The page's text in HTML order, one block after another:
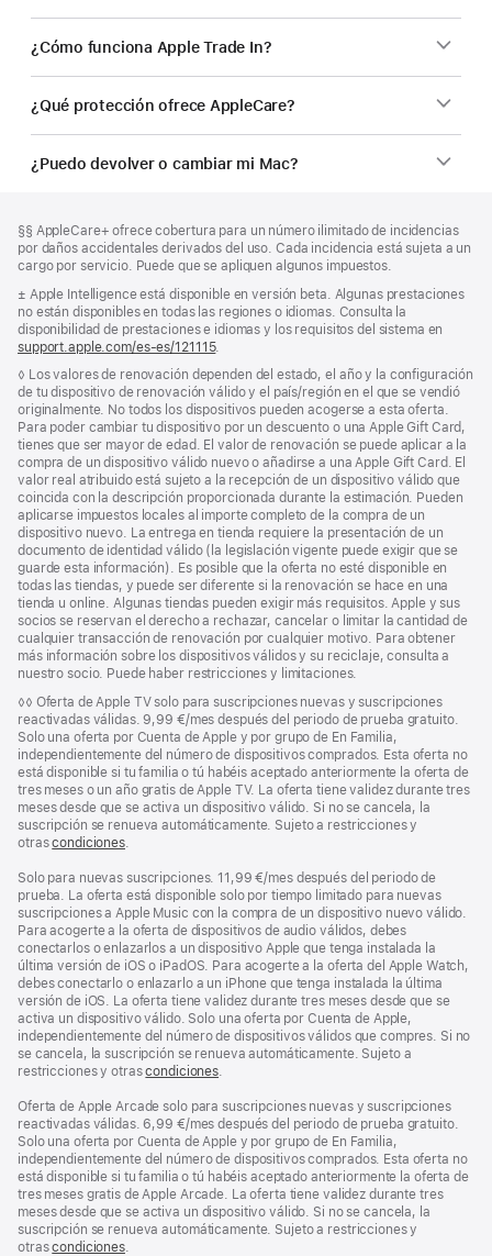
¿Cómo funciona Apple Trade In?
¿Qué protección ofrece AppleCare?
¿Puedo devolver o cambiar mi Mac?
a
pie
de
página
al
pie
Nota
a
pie
página
§§ AppleCare+ ofrece cobertura para un número ilimitado de incidencias
por daños accidentales derivados del uso. Cada incidencia está sujeta a un
cargo por servicio. Puede que se apliquen algunos impuestos.
Nota
a
pie
de
± Apple Intelligence está disponible en versión beta. Algunas prestaciones
no están disponibles en todas las regiones o idiomas. Consulta la
disponibilidad de prestaciones e idiomas y los requisitos del sistema en
support.apple.com/es-es/121115(Se
en
una
ventana
nueva)
.
Nota
a
pie
de
página
◊ Los valores de renovación dependen del estado, el año y la configuración
de tu dispositivo de renovación válido y el país/región en el que se vendió
originalmente. No todos los dispositivos pueden acogerse a esta oferta.
Para poder cambiar tu dispositivo por un descuento o una Apple Gift Card,
tienes que ser mayor de edad. El valor de renovación se puede aplicar a la
compra de un dispositivo válido nuevo o añadirse a una Apple Gift Card. El
valor real atribuido está sujeto a la recepción de un dispositivo válido que
coincida con la descripción proporcionada durante la estimación. Pueden
aplicarse impuestos locales al importe completo de la compra de un
dispositivo nuevo. La entrega en tienda requiere la presentación de un
documento de identidad válido (la legislación vigente puede exigir que se
guarde esta información). Es posible que la oferta no esté disponible en
todas las tiendas, y puede ser diferente si la renovación se hace en una
tienda u online. Algunas tiendas pueden exigir más requisitos. Apple y sus
socios se reservan el derecho a rechazar, cancelar o limitar la cantidad de
cualquier transacción de renovación por cualquier motivo. Para obtener
más información sobre los dispositivos válidos y su reciclaje, consulta a
nuestro socio. Puede haber restricciones y limitaciones.
Nota
a
pie
de
página
◊◊ Oferta de Apple TV solo para suscripciones nuevas y suscripciones
reactivadas válidas. 9,99 €/mes después del periodo de prueba gratuito.
Solo una oferta por Cuenta de Apple y por grupo de En Familia,
independientemente del número de dispositivos comprados. Esta oferta no
está disponible si tu familia o tú habéis aceptado anteriormente la oferta de
tres meses o un año gratis de Apple TV. La oferta tiene validez durante tres
meses desde que se activa un dispositivo válido. Si no se cancela, la
suscripción se renueva automáticamente. Sujeto a restricciones y
otrascondiciones.
Solo para nuevas suscripciones. 11,99 €/mes después del periodo de
prueba. La oferta está disponible solo por tiempo limitado para nuevas
suscripciones a Apple Music con la compra de un dispositivo nuevo válido.
Para acogerte a la oferta de dispositivos de audio válidos, debes
conectarlos o enlazarlos a un dispositivo Apple que tenga instalada la
última versión de iOS o iPadOS. Para acogerte a la oferta del Apple Watch,
debes conectarlo o enlazarlo a un iPhone que tenga instalada la última
versión de iOS. La oferta tiene validez durante tres meses desde que se
activa un dispositivo válido. Solo una oferta por Cuenta de Apple,
independientemente del número de dispositivos válidos que compres. Si no
se cancela, la suscripción se renueva automáticamente. Sujeto a
restricciones y otrascondiciones
Oferta de Apple Arcade solo para suscripciones nuevas y suscripciones
reactivadas válidas. 6,99 €/mes después del periodo de prueba gratuito.
Solo una oferta por Cuenta de Apple y por grupo de En Familia,
independientemente del número de dispositivos comprados. Esta oferta no
está disponible si tu familia o tú habéis aceptado anteriormente la oferta de
tres meses gratis de Apple Arcade. La oferta tiene validez durante tres
meses desde que se activa un dispositivo válido. Si no se cancela, la
suscripción se renueva automáticamente. Sujeto a restricciones y
otrascondiciones.